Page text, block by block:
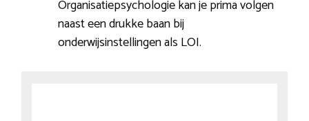
Organisatiepsychologie kan je prima volgen
naast een drukke baan bij
onderwijsinstellingen als LOI.